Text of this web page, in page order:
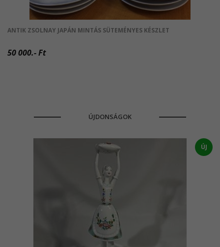
ANTIK ZSOLNAY JAPÁN MINTÁS SÜTEMÉNYES KÉSZLET
50 000.- Ft
ÚJDONSÁGOK
ÚJ